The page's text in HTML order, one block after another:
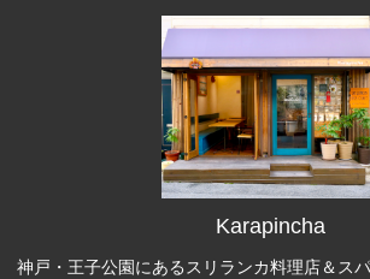
Karapincha
神戸・王子公園にあるスリランカ料理店＆ス